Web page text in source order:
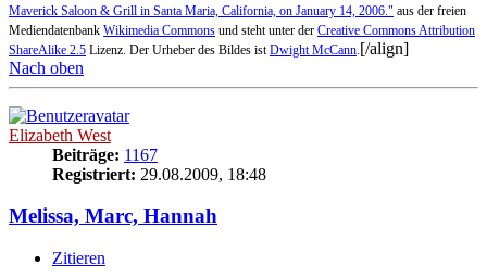
Maverick Saloon & Grill in Santa Maria, California, on January 14, 2006." aus der freien
Mediendatenbank Wikimedia Commons und steht unter der Creative Commons Attribution
ShareAlike 2.5 Lizenz. Der Urheber des Bildes ist Dwight McCann [/align]
Nach oben
Elizabeth West
Beiträge: 1167
Registriert: 29.08.2009, 18:48
Melissa, Marc, Hannah
Zitieren